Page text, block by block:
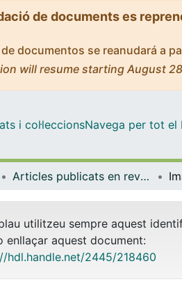
de documents es
documentos se reanudará a
will resume starting August
i col·leccionsNavega per tot el
Articles publicats en revistes (Física Quàntica i Astrofísica)
utilitzeu sempre aquest
enllaçar aquest document:
hdl.handle.net/2445/218460